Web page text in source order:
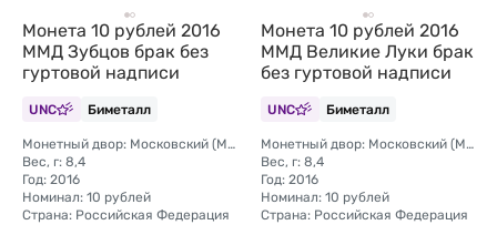
Монета 10 рублей 2016
ММД Зубцов брак без
гуртовой надписи
UNC Биметалл
Монетный двор: Московский (ММД)
Вес, г: 8,4
Год: 2016
Номинал: 10 рублей
Страна: Российская Федерация
Монета 10 рублей 2016
ММД Великие Луки брак
без гуртовой надписи
UNC Биметалл
Монетный двор: Московский (ММД)
Вес, г: 8,4
Год: 2016
Номинал: 10 рублей
Страна: Российская Федерация